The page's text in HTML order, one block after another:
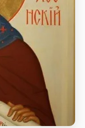
Афонського